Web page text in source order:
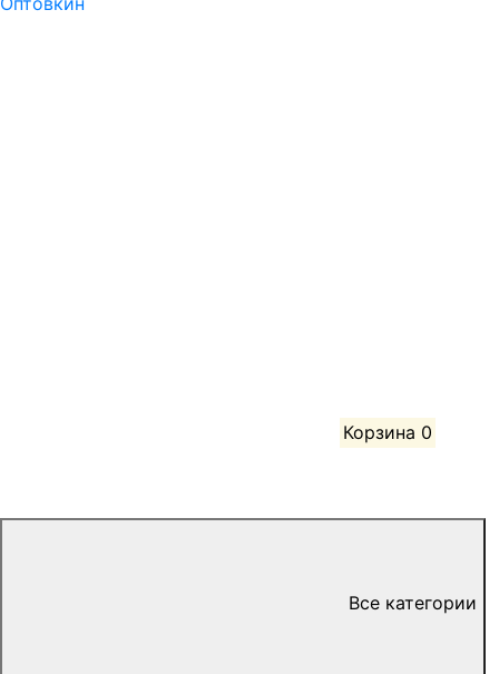
Корзина 0
Все категории